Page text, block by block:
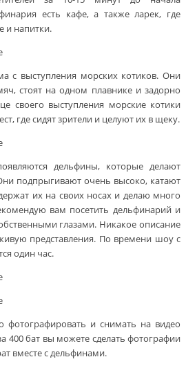
есть кафе, а также ларек, где
и напитки.
с выступления морских котиков. Они
стоят на одном плавнике и задорно
своего выступления морские котики
где сидят зрители и целуют их в щеку.
дельфины, которые делают
подпрыгивают очень высоко, катают
их на своих носах и делаю много
вам посетить дельфинарий и
глазами. Никакое описание
представления. По времени шоу с
один час.
фотографировать и снимать на видео
400 бат вы можете сделать фотографии
вместе с дельфинами.